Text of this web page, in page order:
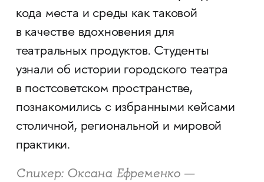
кода места и среды как таковой
в качестве вдохновения для
театральных продуктов. Студенты
узнали об истории городского театра
в постсоветском пространстве,
познакомились с избранными кейсами
столичной, региональной и мировой
практики.
Спикер: Оксана Ефременко —